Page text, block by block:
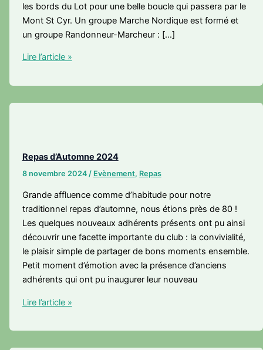
les bords du Lot pour une belle boucle qui passera par le
Mont St Cyr. Un groupe Marche Nordique est formé et
un groupe Randonneur-Marcheur : […]
Cahors
Repas
Lire l’article »
Repas d’Automne 2024
8 novembre 2024 / Evènement, Repas
Grande affluence comme d’habitude pour notre
traditionnel repas d’automne, nous étions près de 80 !
Les quelques nouveaux adhérents présents ont pu ainsi
découvrir une facette importante du club : la convivialité,
le plaisir simple de partager de bons moments ensemble.
Petit moment d’émotion avec la présence d’anciens
adhérents qui ont pu inaugurer leur nouveau
Repas
2024
Lire l’article »